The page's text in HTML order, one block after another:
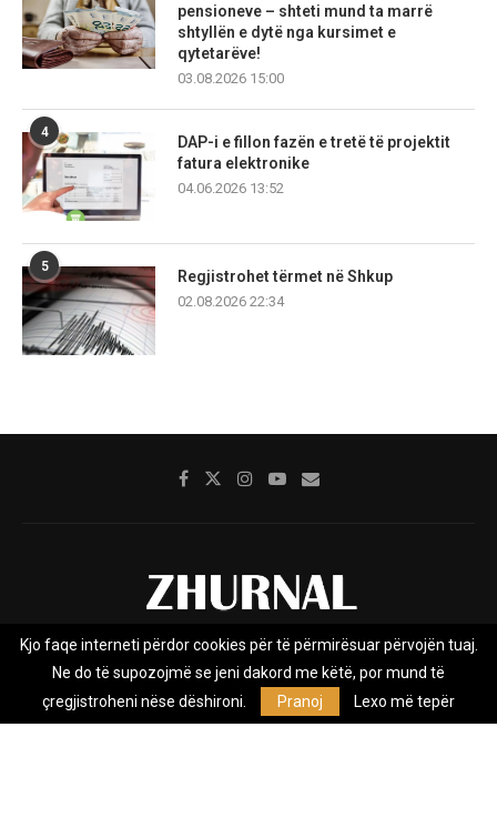
pensioneve – shteti mund ta marrë
shtyllën e dytë nga kursimet e
qytetarëve!
03.08.2026 15:00
4
DAP-i e fillon fazën e tretë të projektit
fatura elektronike
04.06.2026 13:52
5
Regjistrohet tërmet në Shkup
02.08.2026 22:34
Rreth nesh Impresumi Marketing
Kontakt
Privacy Policy
Zhurnal.mk është Agjenci e Lajmeve e pavarur, e themeluar në vitin
Kjo faqe interneti përdor cookies për të përmirësuar përvojën tuaj.
Ne do të supozojmë se jeni dakord me këtë, por mund të
çregjistroheni nëse dëshironi.
Pranoj Lexo më tepër